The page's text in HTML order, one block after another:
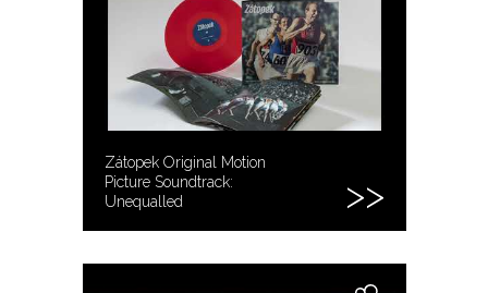
Zátopek Original Motion
Picture Soundtrack:
Unequalled